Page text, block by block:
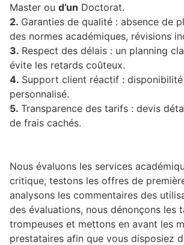
Master ou d’un Doctorat.
2. Garanties de qualité : absence de
des normes académiques, révisions
3. Respect des délais : un planning
évite les retards coûteux.
4. Support client réactif :
personnalisé.
5. Transparence des tarifs : devis
de frais cachés.
Nous évaluons les services
critique, testons les offres de
analysons les commentaires des
des évaluations, nous dénonçons les
trompeuses et mettons en avant les
prestataires afin que vous disposiez